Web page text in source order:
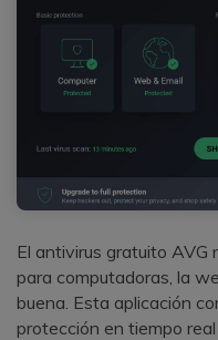
El antivirus gratuito AVG
para computadoras, la
buena. Esta aplicación
protección en tiempo